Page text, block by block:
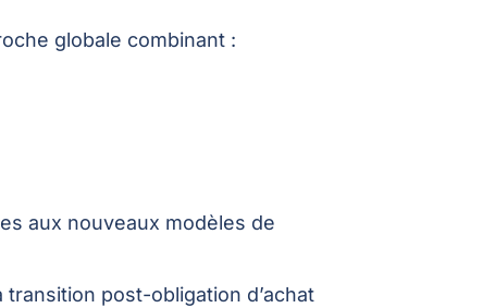
globale combinant :
aux nouveaux modèles de
post-obligation d’achat